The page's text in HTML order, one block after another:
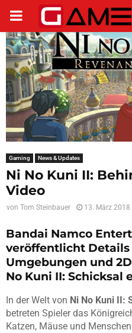
PRIMARY
MENU
Gaming News & Updates
Ni No Kuni II:
Video
von Tom Steinbauer 13. März 2018
Bandai Namco
veröffentlicht Details
Umgebungen und
No Kuni II: Schicksal
In der Welt von Ni No Kuni II:
betreten Spieler das
Katzen, Mäuse und